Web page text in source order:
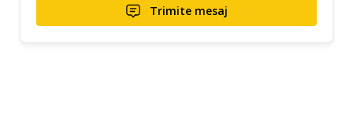
Trimite mesaj